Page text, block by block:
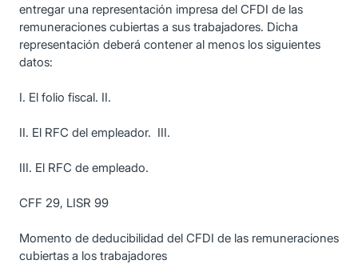
entregar una representación impresa del CFDI de las
remuneraciones cubiertas a sus trabajadores. Dicha
representación deberá contener al menos los siguientes
datos:
I. El folio fiscal. II.
II. El RFC del empleador. III.
III. El RFC de empleado.
CFF 29, LISR 99
Momento de deducibilidad del CFDI de las remuneraciones
cubiertas a los trabajadores